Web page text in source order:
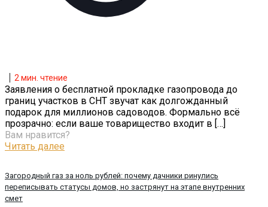
Загородный газ за ноль рублей: почему дачники ринулись
переписывать статусы домов, но застрянут на этапе внутренних
смет
2 мин. чтение
Заявления о бесплатной прокладке газопровода до
границ участков в СНТ звучат как долгожданный
подарок для миллионов садоводов. Формально всё
прозрачно: если ваше товарищество входит в […]
Вам нравится?
Читать далее